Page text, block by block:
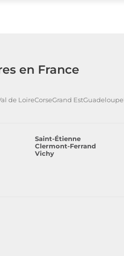
en France
de LoireCorseGrand EstGuadeloupe
Saint-Étienne
Clermont-Ferrand
Vichy